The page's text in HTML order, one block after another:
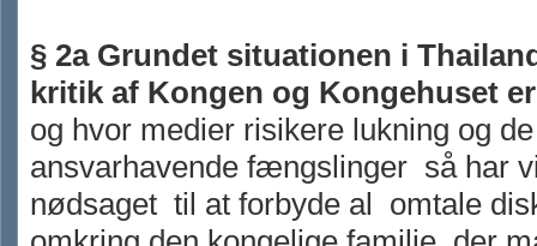
§ 2a Grundet situationen i
kritik af Kongen og Kongehuset
og hvor medier risikere lukning og de
ansvarhavende fængslinger så har
nødsaget til at forbyde al omtale